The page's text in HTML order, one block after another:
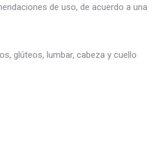
de uso, de acuerdo a una
glúteos, lumbar, cabeza y cuello